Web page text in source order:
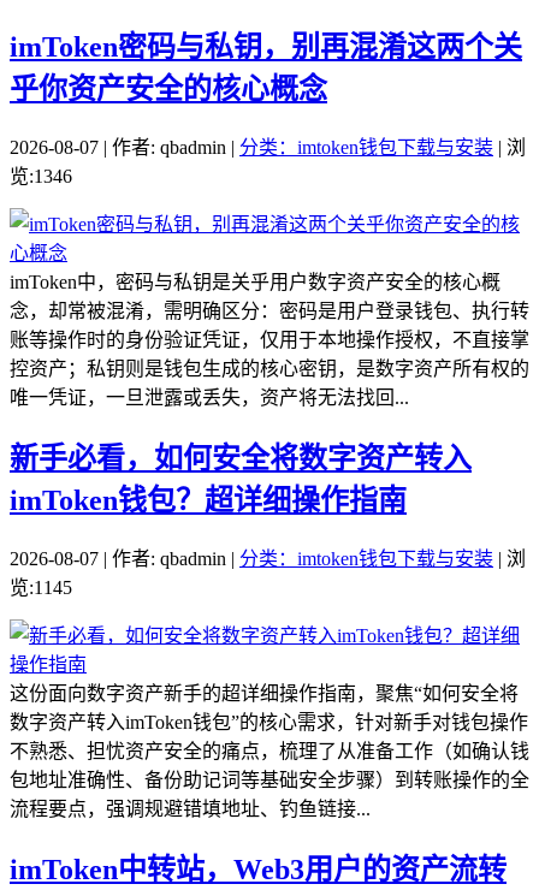
imToken密码与私钥，别再混淆这两个关
乎你资产安全的核心概念
2026-08-07 | 作者: qbadmin | 分类：imtoken钱包下载与安装 | 浏
览:1346
imToken中，密码与私钥是关乎用户数字资产安全的核心概
念，却常被混淆，需明确区分：密码是用户登录钱包、执行转
账等操作时的身份验证凭证，仅用于本地操作授权，不直接掌
控资产；私钥则是钱包生成的核心密钥，是数字资产所有权的
唯一凭证，一旦泄露或丢失，资产将无法找回...
新手必看，如何安全将数字资产转入
imToken钱包？超详细操作指南
2026-08-07 | 作者: qbadmin | 分类：imtoken钱包下载与安装 | 浏
览:1145
这份面向数字资产新手的超详细操作指南，聚焦“如何安全将
数字资产转入imToken钱包”的核心需求，针对新手对钱包操作
不熟悉、担忧资产安全的痛点，梳理了从准备工作（如确认钱
包地址准确性、备份助记词等基础安全步骤）到转账操作的全
流程要点，强调规避错填地址、钓鱼链接...
imToken中转站，Web3用户的资产流转